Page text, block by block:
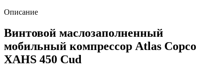
Описание
Винтовой маслозаполненный
мобильный компрессор Atlas Copco
XAHS 450 Cud